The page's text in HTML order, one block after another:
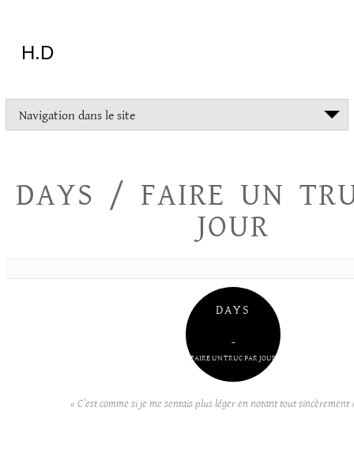
H.D
tout
essayer
Navigation dans le site
DAYS / FAIRE UN
JOUR
DAYS
–
FAIRE UN TRUC PAR JOUR
« C’est comme si je me sentais plus léger en notant tout sincèrement